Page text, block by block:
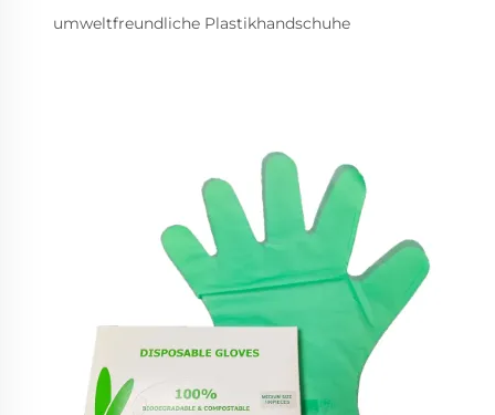
umweltfreundliche Plastikhandschuhe